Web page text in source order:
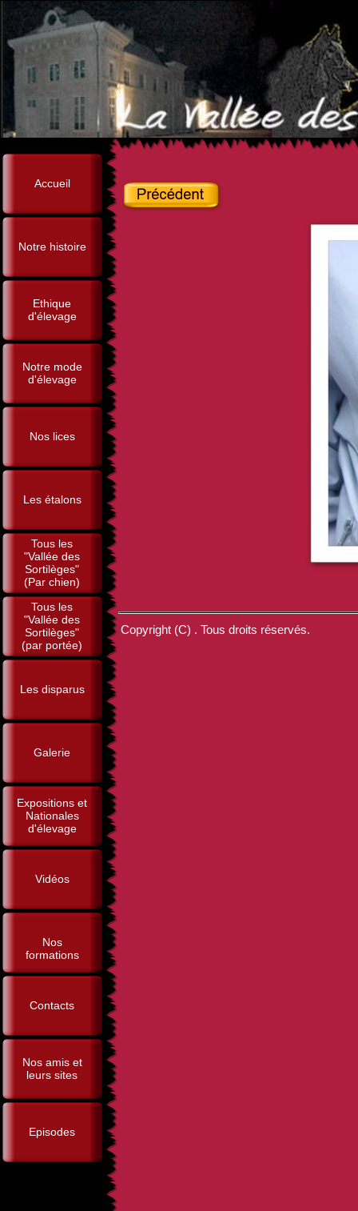
Accueil
Notre histoire
Ethique
d'élevage
Notre mode
d'élevage
Nos lices
Les étalons
Tous les
"Vallée des
Sortilèges"
(Par chien)
Tous les
"Vallée des
Sortilèges"
(par portée)
Les disparus
Galerie
Expositions et
Nationales
d'élevage
Vidéos
Nos
formations
Contacts
Nos amis et
leurs sites
Episodes
Copyright (C) . Tous droits réservés.